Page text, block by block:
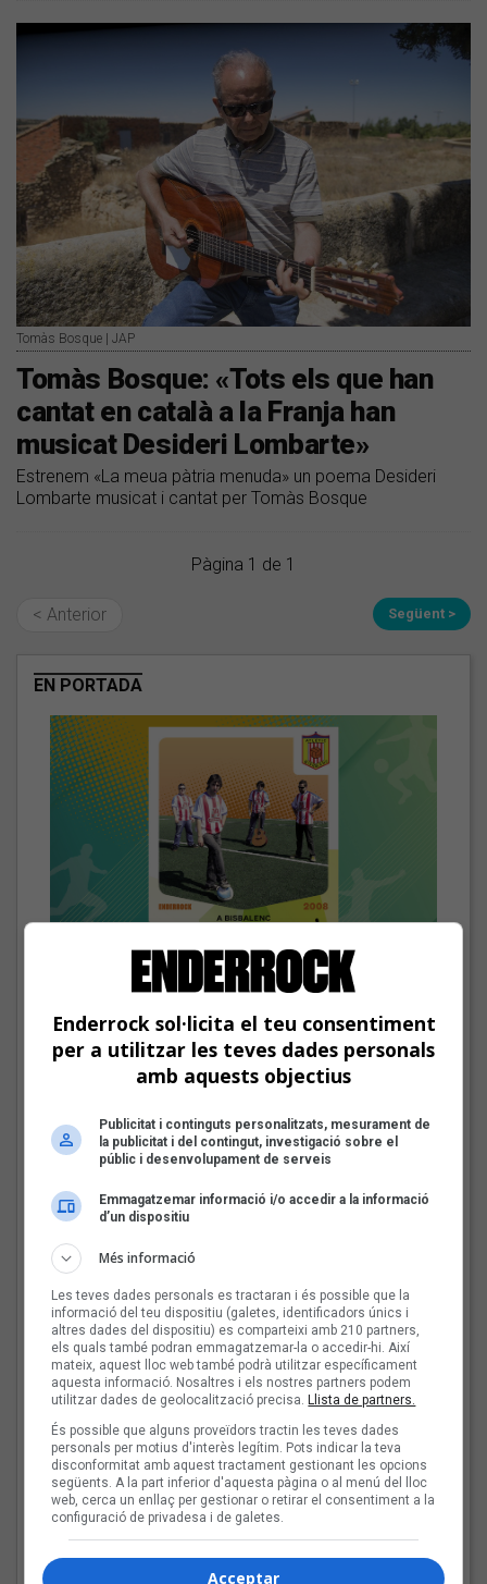
Tomàs Bosque | JAP
Tomàs Bosque: «Tots els que han
cantat en català a la Franja han
musicat Desideri Lombarte»
Estrenem «La meua pàtria menuda» un poema Desideri
Lombarte musicat i cantat per Tomàs Bosque
Pàgina 1 de 1
< Anterior Següent >
EN PORTADA
El cromo de Miquel Abras, Mazoni, Sanjosex i The Gruixut’s
Les veus dels himnes del futbol
català: Miquel Abras, Mazoni,
Sanjosex i The Gruixut’s
Fins a finals d'agost, repassarem diferents himnes que els
grups i artistes catalans han fet per equips de futbol d'arreu
dels Països Catalans
valencians
Tot a punt per la Plaça
del Folk 2026
Les veus dels himnes del
futbol català: Carles
Cases
Enderrock sol·licita el teu consentiment
per a utilitzar les teves dades personals
amb aquests objectius
Publicitat i continguts personalitzats, mesurament de
la publicitat i del contingut, investigació sobre el
públic i desenvolupament de serveis
Emmagatzemar informació i/o accedir a la informació
d’un dispositiu
Més informació
Les teves dades personals es tractaran i és possible que la
informació del teu dispositiu (galetes, identificadors únics i
altres dades del dispositiu) es comparteixi amb 210 partners,
els quals també podran emmagatzemar-la o accedir-hi. Així
mateix, aquest lloc web també podrà utilitzar específicament
aquesta informació. Nosaltres i els nostres partners podem
utilitzar dades de geolocalització precisa. Llista de partners.
És possible que alguns proveïdors tractin les teves dades
personals per motius d'interès legítim. Pots indicar la teva
disconformitat amb aquest tractament gestionant les opcions
següents. A la part inferior d'aquesta pàgina o al menú del lloc
web, cerca un enllaç per gestionar o retirar el consentiment a la
configuració de privadesa i de galetes.
Acceptar